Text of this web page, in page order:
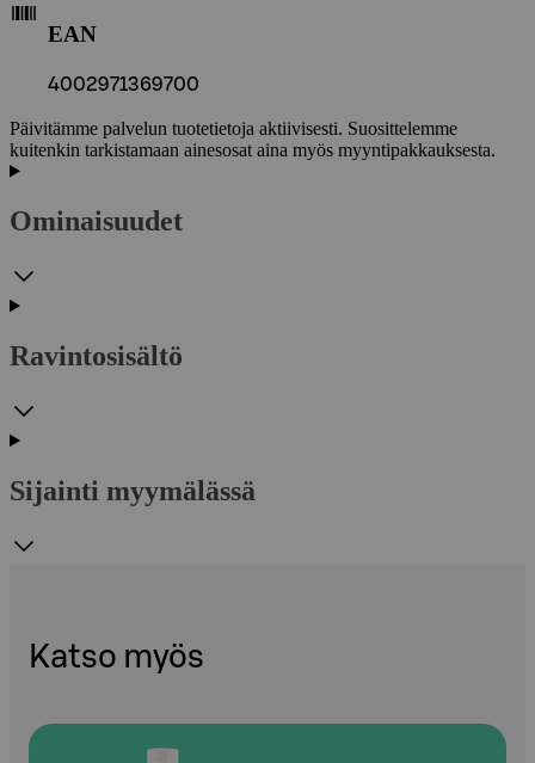
EAN
4002971369700
Päivitämme palvelun tuotetietoja aktiivisesti. Suosittelemme
kuitenkin tarkistamaan ainesosat aina myös myyntipakkauksesta.
Ominaisuudet
Ravintosisältö
Sijainti myymälässä
Katso myös